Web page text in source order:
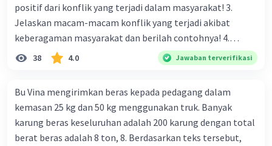
positif dari konflik yang terjadi dalam masyarakat! 3.
Jelaskan macam-macam konflik yang terjadi akibat
keberagaman masyarakat dan berilah contohnya! 4.
Mengapa dalam masyarakat yang memiliki keberagaman
bahasa, dan budaya. Berdasarkan pernyataan tersebut,
apa yang dapat kalian lakukan untuk menjaga
keberagaman supaya terhindar dari konflik?
38 4.0 Jawaban terverifikasi
Bu Vina mengirimkan beras kepada pedagang dalam
kemasan 25 kg dan 50 kg menggunakan truk. Banyak
karung beras keseluruhan adalah 200 karung dengan total
berat beras adalah 8 ton, 8. Berdasarkan teks tersebut,